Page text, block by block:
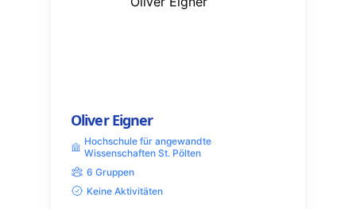
Oliver Eigner
Hochschule für angewandte
Wissenschaften St. Pölten
6 Gruppen
Keine Aktivitäten